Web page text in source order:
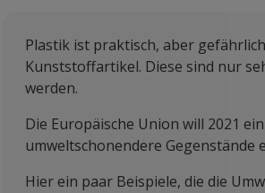
Plastik ist praktisch, aber
Kunststoffartikel. Diese sind nur
werden.
Die Europäische Union will 2021
umweltschonendere Gegenstände
Hier ein paar Beispiele, die die